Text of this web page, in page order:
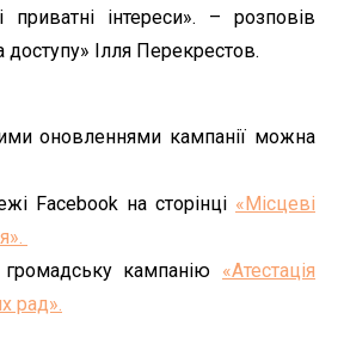
інтереси». – розповів
доступу» Ілля Перекрестов.
оновленнями кампанії можна
Facebook на сторінці «Місцеві
кампанію «Атестація
рад».